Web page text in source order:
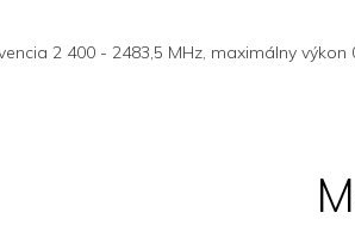
2 400 - 2483,5 MHz, maximálny výkon